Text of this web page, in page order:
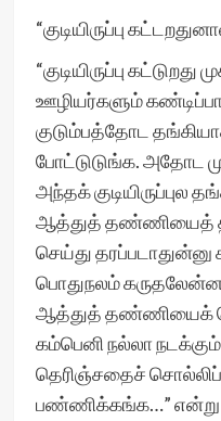
“குடியிருப்பு
“குடியிருப்பு
ஊழியர்களும்
குடும்பத்தோட
போட்டுடுங்க. அதோட
அந்தக்
ஆத்துத் தண்ணியைத்
செய்து
பொதுநலம்
ஆத்துத் தண்ணியைக்
கம்பெனி நல்லா
தெரிஞ்சதைச்
பண்ணிக்கங்க…” என்று